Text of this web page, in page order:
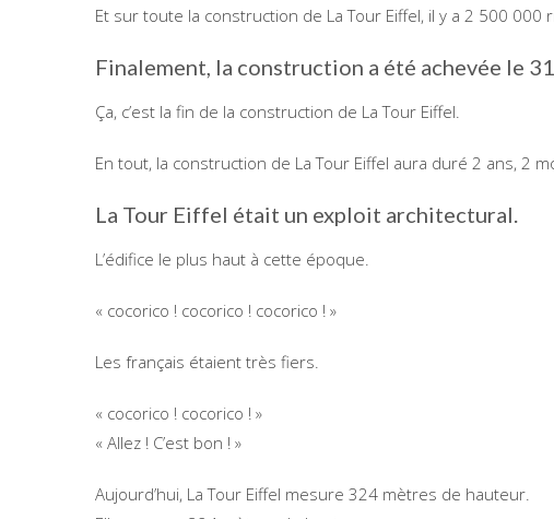
Et sur toute la construction de La Tour Eiffel, il y a 2 500 000
Finalement, la construction a été achevée le
Ça, c’est la fin de la construction de La Tour Eiffel.
En tout, la construction de La Tour Eiffel aura duré 2 ans, 2
La Tour Eiffel était un exploit architectural.
L’édifice le plus haut à cette époque.
« cocorico ! cocorico ! cocorico ! »
Les français étaient très fiers.
« cocorico ! cocorico ! »
« Allez ! C’est bon ! »
Aujourd’hui, La Tour Eiffel mesure 324 mètres de hauteur.